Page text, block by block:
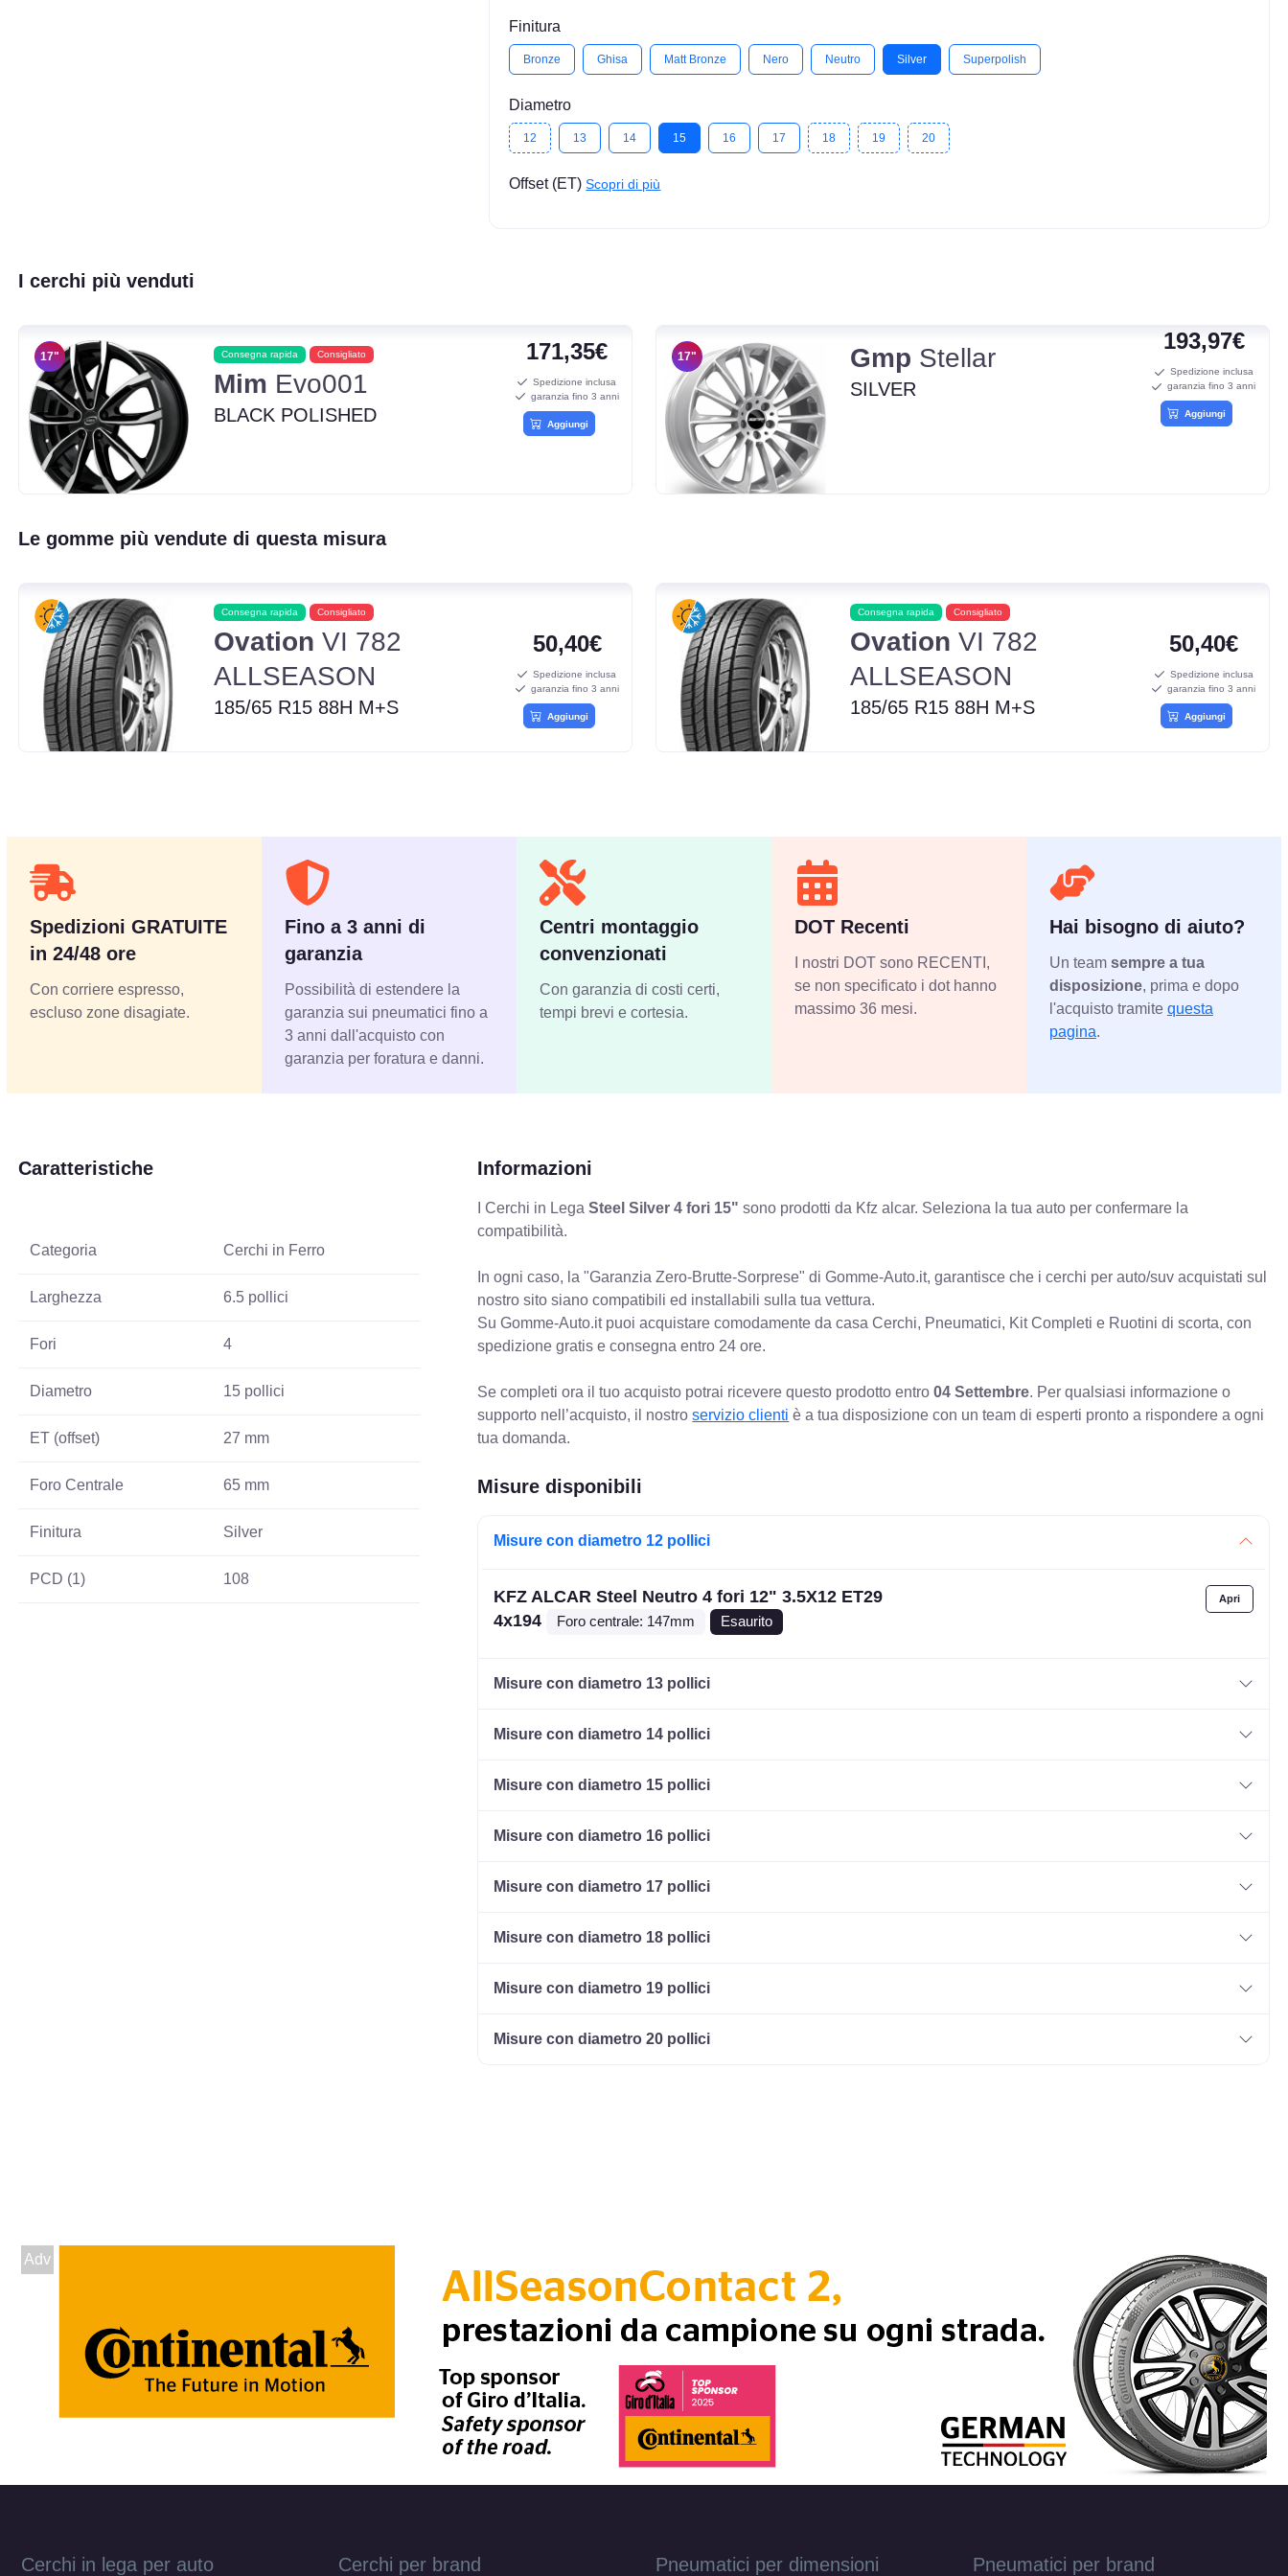
Finitura
Bronze Ghisa Matt Bronze Nero Neutro Silver Superpolish
Diametro
12 13 14 15 16 17 18 19 20
Offset (ET)Scopri di più
I cerchi più venduti
17" Consegna rapida Consigliato
Mim Evo001
BLACK POLISHED
171,35€
Spedizione inclusa
garanzia fino 3 anni
Aggiungi
17" Gmp Stellar
SILVER
193,97€
Spedizione inclusa
garanzia fino 3 anni
Aggiungi
Le gomme più vendute di questa misura
Consegna rapida Consigliato
Ovation VI 782
ALLSEASON
185/65 R15 88H M+S
50,40€
Spedizione inclusa
garanzia fino 3 anni
Aggiungi
Consegna rapida Consigliato
Ovation VI 782
ALLSEASON
185/65 R15 88H M+S
50,40€
Spedizione inclusa
garanzia fino 3 anni
Aggiungi
Spedizioni GRATUITE
in 24/48 ore
Con corriere espresso,
escluso zone disagiate.
Fino a 3 anni di
garanzia
Possibilità di estendere la
garanzia sui pneumatici fino a
3 anni dall'acquisto con
garanzia per foratura e danni.
Centri montaggio
convenzionati
Con garanzia di costi certi,
tempi brevi e cortesia.
DOT Recenti
I nostri DOT sono RECENTI,
se non specificato i dot hanno
massimo 36 mesi.
Hai bisogno di aiuto?
Un team sempre a tua
disposizione, prima e dopo
l'acquisto tramite questa
pagina.
Caratteristiche
Categoria Cerchi in Ferro
Larghezza 6.5 pollici
Fori 4
Diametro 15 pollici
ET (offset) 27 mm
Foro Centrale 65 mm
Finitura Silver
PCD (1) 108
Informazioni
I Cerchi in LegaSteel Silver 4 fori 15" sono prodotti da Kfz alcar. Seleziona la tua auto per confermare la
compatibilità.
In ogni caso, la "Garanzia Zero-Brutte-Sorprese" di Gomme-Auto.it, garantisce che i cerchi per auto/suv acquistati sul
nostro sito siano compatibili ed installabili sulla tua vettura.
Su Gomme-Auto.it puoi acquistare comodamente da casa Cerchi, Pneumatici, Kit Completi e Ruotini di scorta, con
spedizione gratis e consegna entro 24 ore.
Se completi ora il tuo acquisto potrai ricevere questo prodotto entro04 Settembre. Per qualsiasi informazione o
supporto nell’acquisto, il nostroservizio clienti è a tua disposizione con un team di esperti pronto a rispondere a ogni
tua domanda.
Misure disponibili
Misure con diametro 12 pollici
KFZ ALCAR Steel Neutro 4 fori 12" 3.5X12 ET29
4x194
Foro centrale: 147mm Esaurito
Misure con diametro 13 pollici
Misure con diametro 14 pollici
Misure con diametro 15 pollici
Misure con diametro 16 pollici
Misure con diametro 17 pollici
Misure con diametro 18 pollici
Misure con diametro 19 pollici
Misure con diametro 20 pollici
Adv
Cerchi in lega per auto Cerchi per brand Pneumatici per dimensioni Pneumatici per brand